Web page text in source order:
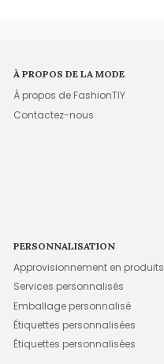
À PROPOS DE LA MODE
À propos de FashionTIY
Contactez-nous
PERSONNALISATION
Approvisionnement en produits
Services personnalisés
Emballage personnalisé
Étiquettes personnalisées
Étiquettes personnalisées